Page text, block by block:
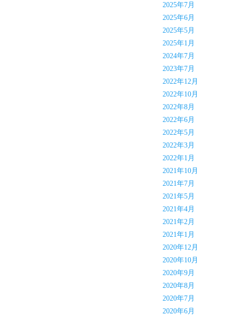
2025年7月
2025年6月
2025年5月
2025年1月
2024年7月
2023年7月
2022年12月
2022年10月
2022年8月
2022年6月
2022年5月
2022年3月
2022年1月
2021年10月
2021年7月
2021年5月
2021年4月
2021年2月
2021年1月
2020年12月
2020年10月
2020年9月
2020年8月
2020年7月
2020年6月